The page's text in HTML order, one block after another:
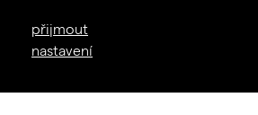
přijmout
nastavení